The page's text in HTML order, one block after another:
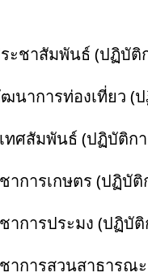
ะชาสัมพันธ์ (ปฏิบัติ
นาการท่องเที่ยว (
ทศสัมพันธ์ (ปฏิบัติก
าการเกษตร (ปฏิบั
าการประมง (ปฏิบั
าการสวนสาธารณ